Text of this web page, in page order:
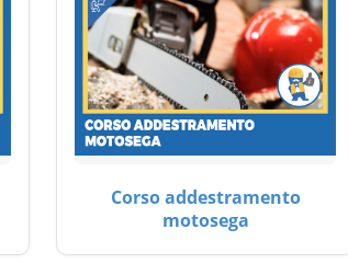
Corso addestramento
motosega